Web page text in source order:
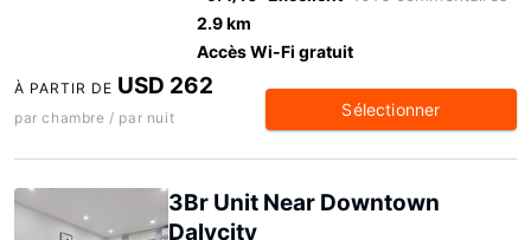
2.9 km
Accès Wi-Fi gratuit
À PARTIR DE USD 262
par chambre / par nuit Sélectionner
3Br Unit Near Downtown
Dalycity